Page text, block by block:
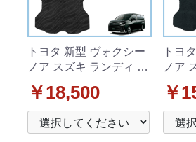
トヨタ 新型 ヴォクシー
ノア スズキ ランディ 90
& ラゲッジマット (Lサイ
ズ) セット 織柄シリーズ
社外新品
￥18,500
トヨ
ノア
& ラゲッジマット (Lサイ
ズ) セ
社外
￥